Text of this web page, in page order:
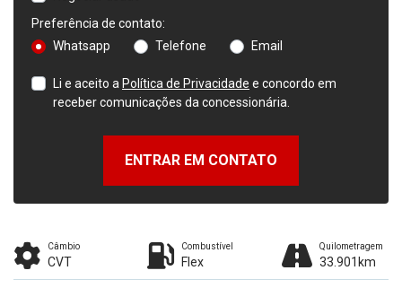
Preferência de contato:
Whatsapp
Telefone Email
Li e aceito a Política de Privacidade e concordo em
receber comunicações da concessionária.
ENTRAR EM CONTATO
Câmbio
CVT
Combustível
Flex
Quilometragem
33.901km